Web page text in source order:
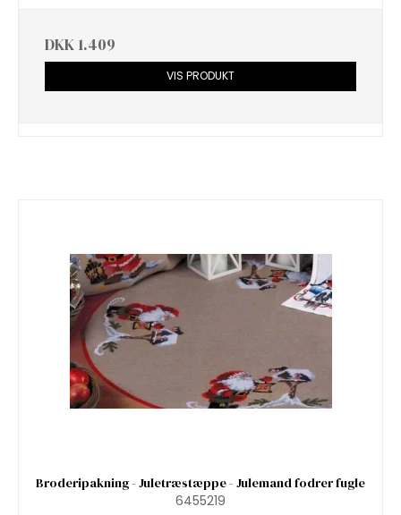
DKK 1.409
VIS PRODUKT
Broderipakning - Juletræstæppe - Julemand fodrer fugle
6455219